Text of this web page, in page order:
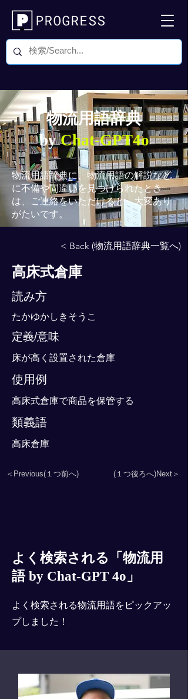
物流用語辞典
byChat-GPT4o
物流用語辞典に、物流用語の解説など
に不備や間違いを見つけられたとき
は、ご連絡をいただけると、大変あり
がたいです。
< Back (物流用語辞典一覧へ)
高床式倉庫
読み方
たかゆかしきそうこ
定義/意味
床が高く設置された倉庫
使用例
高床式倉庫で商品を保管する
類義語
高床倉庫
＜Previous(１つ前へ) (１つ後ろへ)Next＞
よく検索される「物流用
語 by Chat-GPT 4o」
よく検索される物流用語をピックアッ
プしました！